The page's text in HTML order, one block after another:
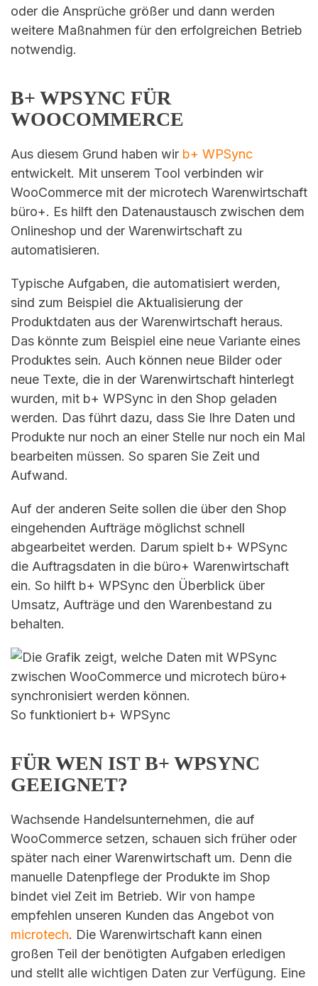
oder die Ansprüche größer und dann werden
weitere Maßnahmen für den erfolgreichen Betrieb
notwendig.
B+ WPSYNC FÜR
WOOCOMMERCE
Aus diesem Grund haben wir b+ WPSync
entwickelt. Mit unserem Tool verbinden wir
WooCommerce mit der microtech Warenwirtschaft
büro+. Es hilft den Datenaustausch zwischen dem
Onlineshop und der Warenwirtschaft zu
automatisieren.
Typische Aufgaben, die automatisiert werden,
sind zum Beispiel die Aktualisierung der
Produktdaten aus der Warenwirtschaft heraus.
Das könnte zum Beispiel eine neue Variante eines
Produktes sein. Auch können neue Bilder oder
neue Texte, die in der Warenwirtschaft hinterlegt
wurden, mit b+ WPSync in den Shop geladen
werden. Das führt dazu, dass Sie Ihre Daten und
Produkte nur noch an einer Stelle nur noch ein Mal
bearbeiten müssen. So sparen Sie Zeit und
Aufwand.
Auf der anderen Seite sollen die über den Shop
eingehenden Aufträge möglichst schnell
abgearbeitet werden. Darum spielt b+ WPSync
die Auftragsdaten in die büro+ Warenwirtschaft
ein. So hilft b+ WPSync den Überblick über
Umsatz, Aufträge und den Warenbestand zu
behalten.
So funktioniert b+ WPSync
FÜR WEN IST B+ WPSYNC
GEEIGNET?
Wachsende Handelsunternehmen, die auf
WooCommerce setzen, schauen sich früher oder
später nach einer Warenwirtschaft um. Denn die
manuelle Datenpflege der Produkte im Shop
bindet viel Zeit im Betrieb. Wir von hampe
empfehlen unseren Kunden das Angebot von
microtech. Die Warenwirtschaft kann einen
großen Teil der benötigten Aufgaben erledigen
und stellt alle wichtigen Daten zur Verfügung. Eine